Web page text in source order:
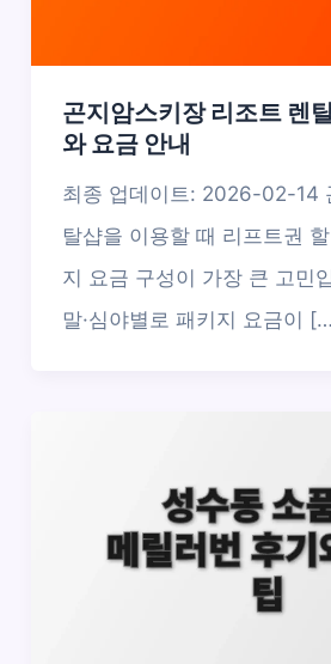
곤지암스키장 리조트 렌
와 요금 안내
최종 업데이트: 2026-02-14
탈샵을 이용할 때 리프트권
지 요금 구성이 가장 큰 고민
말·심야별로 패키지 요금이